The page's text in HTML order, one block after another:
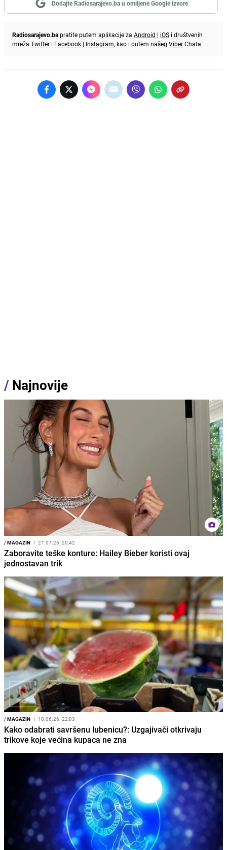
Dodajte Radiosarajevo.ba u omiljene Google izvore
Radiosarajevo.bapratite putem aplikacije za Android | iOS i društvenih
mreža Twitter | Facebook | Instagram, kao i putem našeg ViberChata.
/ Najnovije
/MAGAZIN I 27.07.26. 20:42
Zaboravite teške konture: Hailey Bieber koristi ovaj
jednostavan trik
/MAGAZIN I 10.06.26. 22:03
Kako odabrati savršenu lubenicu?: Uzgajivači otkrivaju
trikove koje većina kupaca ne zna